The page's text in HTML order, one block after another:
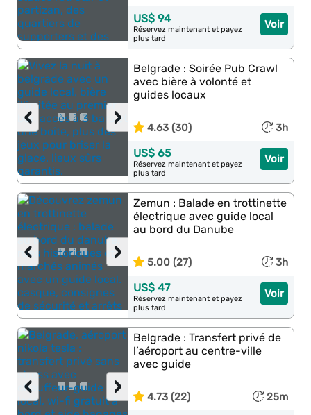
Voir
US$ 94
Réservez maintenant et payez
plus tard
›
‹
Belgrade : Soirée Pub Crawl
avec bière à volonté et
guides locaux
4.63 (30) 3h
Voir
US$ 65
Réservez maintenant et payez
plus tard
›
‹
Zemun : Balade en trottinette
électrique avec guide local
au bord du Danube
5.00 (27) 3h
Voir
US$ 47
Réservez maintenant et payez
plus tard
›
‹
Belgrade : Transfert privé de
l’aéroport au centre-ville
avec guide
4.73 (22) 25m